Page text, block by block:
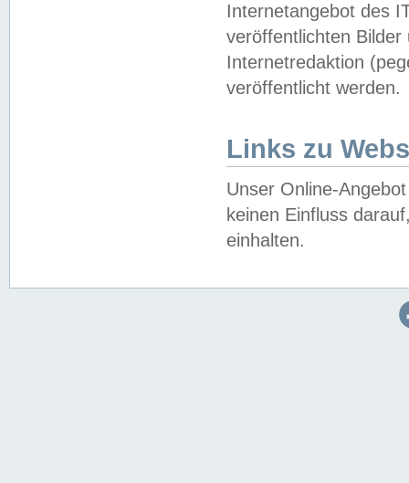
Internetangebot des
veröffentlichten
Internetredaktion
veröffentlicht werden.
Links zu
Unser Online-
keinen Einfluss
einhalten.